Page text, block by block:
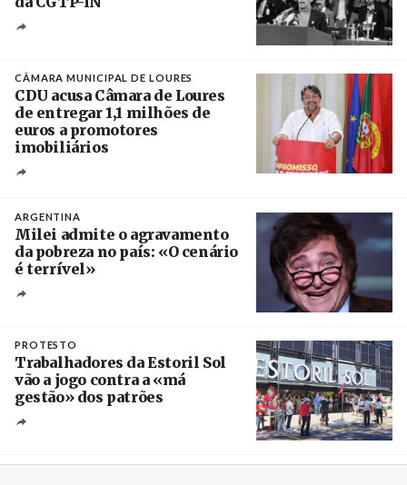
CÂMARA MUNICIPAL DE LOURES
CDU acusa Câmara de Loures
de entregar 1,1 milhões de
euros a promotores
imobiliários
ARGENTINA
Milei admite o agravamento
da pobreza no país: «O cenário
é terrível»
PROTESTO
Trabalhadores da Estoril Sol
vão a jogo contra a «má
gestão» dos patrões